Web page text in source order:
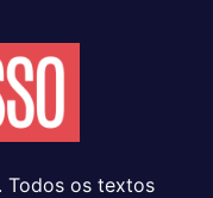
Todos os textos